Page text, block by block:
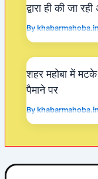
द्वारा ही की जा
Bykhabarmahoba.in
शहर महोबा में
पैमाने पर
Bykhabarmahoba.in